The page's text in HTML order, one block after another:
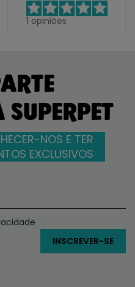
1 opiniões
NOS E TER
EXCLUSIVOS